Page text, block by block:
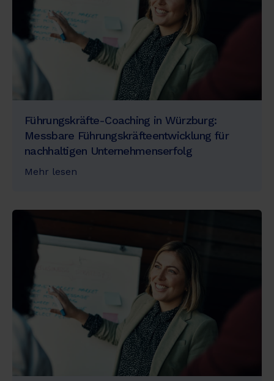
Führungskräfte-Coaching in Würzburg:
Messbare Führungskräfteentwicklung für
nachhaltigen Unternehmenserfolg
Mehr lesen